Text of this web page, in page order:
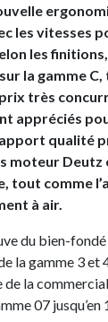
les vitesses
les
la gamme
très
appréciés
qualité
moteur Deutz
tout comme
à air.
du bien-
la gamme 3
de la
07 jusqu’en